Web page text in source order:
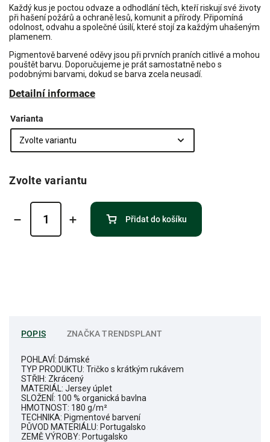
Každý kus je poctou odvaze a odhodlání těch, kteří riskují své životy
při hašení požárů a ochraně lesů, komunit a přírody. Připomíná
odolnost, odvahu a společné úsilí, které stojí za každým uhašeným
plamenem.
Pigmentově barvené oděvy jsou při prvních praních citlivé a mohou
pouštět barvu. Doporučujeme je prát samostatně nebo s
podobnými barvami, dokud se barva zcela neusadí.
Detailní informace
Varianta
Zvolte variantu
Přidat do košíku
POPIS ZNAČKATRENDSPLANT
POHLAVÍ: Dámské
TYP PRODUKTU: Tričko s krátkým rukávem
STŘIH: Zkrácený
MATERIÁL: Jersey úplet
SLOŽENÍ: 100 % organická bavlna
HMOTNOST: 180 g/m²
TECHNIKA: Pigmentové barvení
PŮVOD MATERIÁLU: Portugalsko
ZEMĚ VÝROBY: Portugalsko